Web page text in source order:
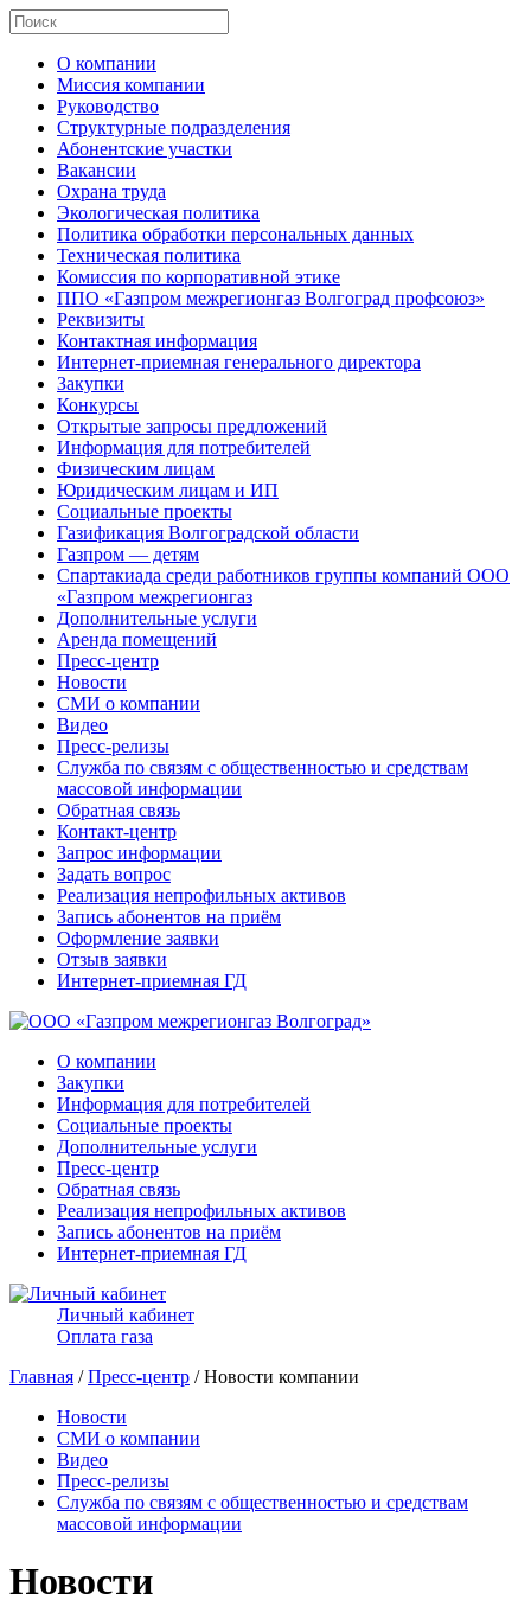
О компании
Миссия компании
Руководство
Структурные подразделения
Абонентские участки
Вакансии
Охрана труда
Экологическая политика
Политика обработки персональных данных
Техническая политика
Комиссия по корпоративной этике
ППО «Газпром межрегионгаз Волгоград профсоюз»
Реквизиты
Контактная информация
Интернет-приемная генерального директора
Закупки
Конкурсы
Открытые запросы предложений
Информация для потребителей
Физическим лицам
Юридическим лицам и ИП
Социальные проекты
Газификация Волгоградской области
Газпром — детям
Спартакиада среди работников группы компаний ООО
«Газпром межрегионгаз
Дополнительные услуги
Аренда помещений
Пресс-центр
Новости
СМИ о компании
Видео
Пресс-релизы
Служба по связям с общественностью и средствам
массовой информации
Обратная связь
Контакт-центр
Запрос информации
Задать вопрос
Реализация непрофильных активов
Запись абонентов на приём
Оформление заявки
Отзыв заявки
Интернет-приемная ГД
О компании
Закупки
Информация для потребителей
Социальные проекты
Дополнительные услуги
Пресс-центр
Обратная связь
Реализация непрофильных активов
Запись абонентов на приём
Интернет-приемная ГД
Личный кабинет
Оплата газа
Главная /Пресс-центр / Новости компании
Новости
СМИ о компании
Видео
Пресс-релизы
Служба по связям с общественностью и средствам
массовой информации
Новости